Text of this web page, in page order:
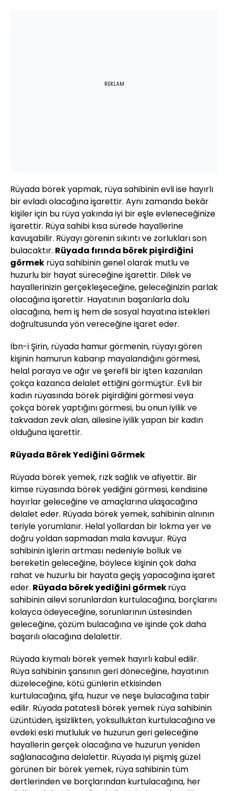
REKLAM
Rüyada börek yapmak, rüya sahibinin evli ise hayırlı
bir evladı olacağına işarettir. Aynı zamanda bekâr
kişiler için bu rüya yakında iyi bir eşle evleneceğinize
işarettir. Rüya sahibi kısa sürede hayallerine
kavuşabilir. Rüyayı görenin sıkıntı ve zorlukları son
bulacaktır. Rüyada fırında börek pişirdiğini
görmek rüya sahibinin genel olarak mutlu ve
huzurlu bir hayat süreceğine işarettir. Dilek ve
hayallerinizin gerçekleşeceğine, geleceğinizin parlak
olacağına işarettir. Hayatının başarılarla dolu
olacağına, hem iş hem de sosyal hayatına istekleri
doğrultusunda yön vereceğine işaret eder.
İbn-i Şirin, rüyada hamur görmenin, rüyayı gören
kişinin hamurun kabarıp mayalandığını görmesi,
helal paraya ve ağır ve şerefli bir işten kazanılan
çokça kazanca delalet ettiğini görmüştür. Evli bir
kadın rüyasında börek pişirdiğini görmesi veya
çokça börek yaptığını görmesi, bu onun iyilik ve
takvadan zevk alan, ailesine iyilik yapan bir kadın
olduğuna işarettir.
Rüyada Börek Yediğini Görmek
Rüyada börek yemek, rızk sağlık ve afiyettir. Bir
kimse rüyasında börek yediğini görmesi, kendisine
hayırlar geleceğine ve amaçlarına ulaşacağına
delalet eder. Rüyada börek yemek, sahibinin alnının
teriyle yorumlanır. Helal yollardan bir lokma yer ve
doğru yoldan sapmadan mala kavuşur. Rüya
sahibinin işlerin artması nedeniyle bolluk ve
bereketin geleceğine, böylece kişinin çok daha
rahat ve huzurlu bir hayata geçiş yapacağına işaret
eder. Rüyada börek yediğini görmekrüya
sahibinin ailevi sorunlardan kurtulacağına, borçlarını
kolayca ödeyeceğine, sorunlarının üstesinden
geleceğine, çözüm bulacağına ve işinde çok daha
başarılı olacağına delalettir.
Rüyada kıymalı börek yemek hayırlı kabul edilir.
Rüya sahibinin şansının geri döneceğine, hayatının
düzeleceğine, kötü günlerin etkisinden
kurtulacağına, şifa, huzur ve neşe bulacağına tabir
edilir. Rüyada patatesli börek yemek rüya sahibinin
üzüntüden, işsizlikten, yoksulluktan kurtulacağına ve
evdeki eski mutluluk ve huzurun geri geleceğine
hayallerin gerçek olacağına ve huzurun yeniden
sağlanacağına delalettir. Rüyada iyi pişmiş güzel
görünen bir börek yemek, rüya sahibinin tüm
dertlerinden ve borçlarından kurtulacağına, her